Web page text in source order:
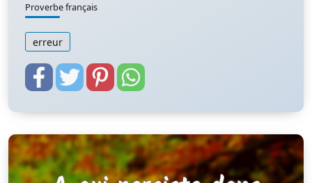
Proverbe français
erreur